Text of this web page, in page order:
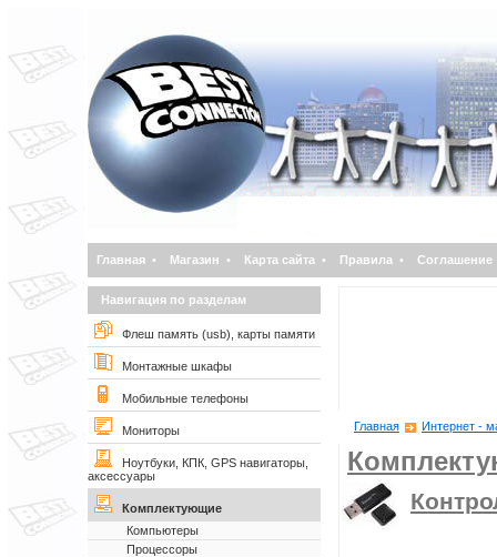
Главная • Магазин • Карта сайта • Правила • Соглашение
Навигация по разделам
Флеш память (usb), карты памяти
Монтажные шкафы
Мобильные телефоны
Мониторы
Ноутбуки, КПК, GPS навигаторы,
аксессуары
Комплектующие
Компьютеры
Процессоры
Главная Интернет -